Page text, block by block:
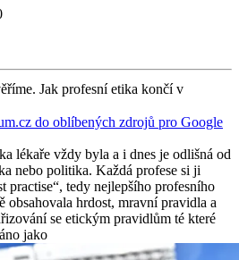
Jak profesní etika končí v
do oblíbených zdrojů pro Google
lékaře vždy byla a i dnes je odlišná od
nebo politika. Každá profese si ji
practise“, tedy nejlepšího profesního
obsahovala hrdost, mravní pravidla a
se etickým pravidlům té které
jako